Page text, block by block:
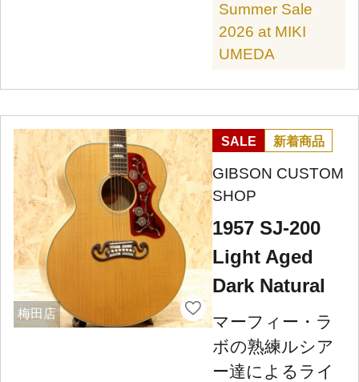
Summer Sale
2026 at MIKI
UMEDA
梅田店
SALE 新着商品
GIBSON CUSTOM
SHOP
1957 SJ-200
Light Aged
Dark Natural
マーフィー・ラ
ボの熟練ルシア
ー達によるライ